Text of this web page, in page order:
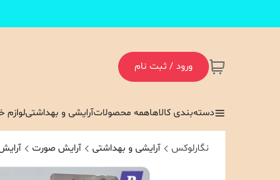
ورود / ثبت نام
دسته‌بندی کالاهاهمه محصولاتآرایشی و بهداشتیلوازم
نگارلوکس آرایشی و بهداشتی آرایش صورت